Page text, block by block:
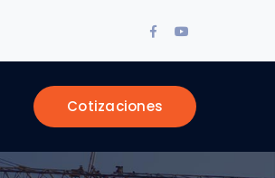
Facebook
Cotizaciones